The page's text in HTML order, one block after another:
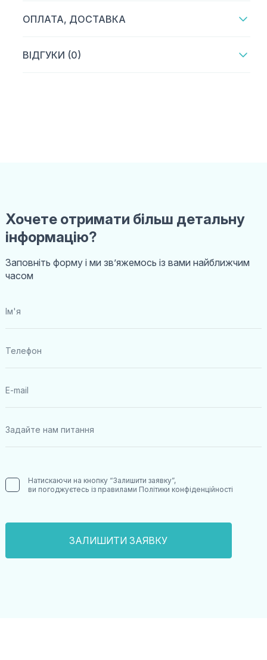
ОПЛАТА, ДОСТАВКА
ВІДГУКИ (0)
Хочете отримати більш детальну
інформацію?
Заповніть форму і ми звʼяжемось із вами найближчим
часом
Натискаючи на кнопку “Залишити заявку”,
ви погоджуєтесь із правилами Політики конфіденційності